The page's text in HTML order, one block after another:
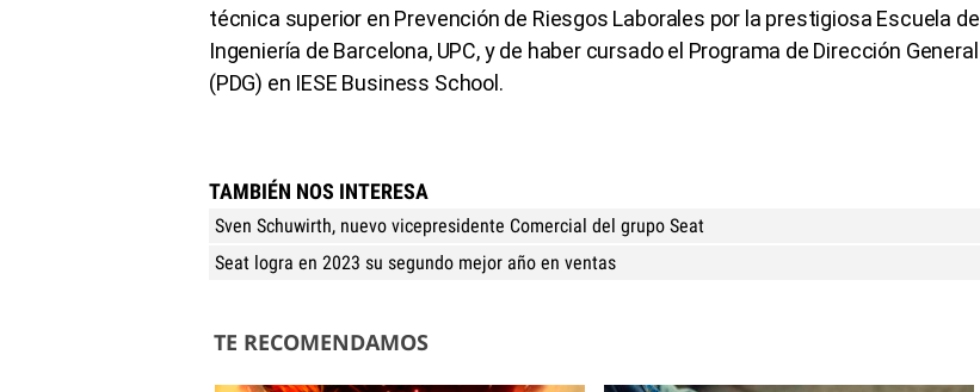
técnica superior en Prevención de Riesgos Laborales por la prestigiosa Escuela de
Ingeniería de Barcelona, UPC, y de haber cursado el Programa de Dirección General
(PDG) en IESE Business School.
TAMBIÉN NOS INTERESA
Sven Schuwirth, nuevo vicepresidente Comercial del grupo Seat
Seat logra en 2023 su segundo mejor año en ventas
TE RECOMENDAMOS